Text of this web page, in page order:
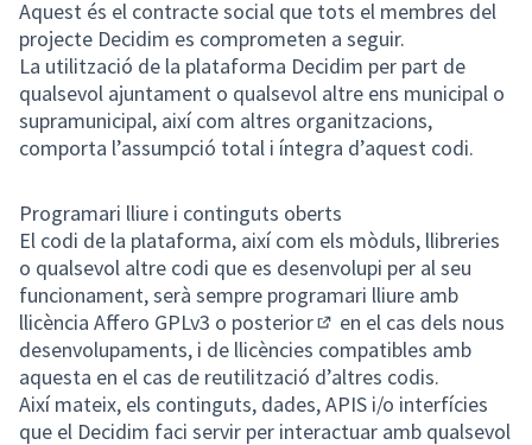
Aquest és el contracte social que tots el membres del
projecte Decidim es comprometen a seguir.
La utilització de la plataforma Decidim per part de
qualsevol ajuntament o qualsevol altre ens municipal o
supramunicipal, així com altres organitzacions,
comporta l’assumpció total i íntegra d’aquest codi.
Programari lliure i continguts oberts
El codi de la plataforma, així com els mòduls, llibreries
o qualsevol altre codi que es desenvolupi per al seu
funcionament, serà sempre programari lliure amb
llicència Affero GPLv3 o posterior
(Enllaç extern)
en el cas dels nous
desenvolupaments, i de llicències compatibles amb
aquesta en el cas de reutilització d’altres codis.
Així mateix, els continguts, dades, APIS i/o interfícies
que el Decidim faci servir per interactuar amb qualsevol